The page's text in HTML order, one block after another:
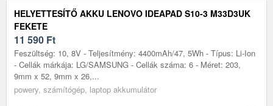
HELYETTESÍTŐ AKKU LENOVO IDEAPAD S10-3 M33D3UK
FEKETE
11 590 Ft
Feszültség: 10, 8V - Teljesítmény: 4400mAh/47, 5Wh - Típus: Li-Ion
- Cellák márkája: LG/SAMSUNG - Cellák száma: 6 - Méret: 203,
9mm x 52, 9mm x 26,...
powery, számítógép, laptop akkumulátor